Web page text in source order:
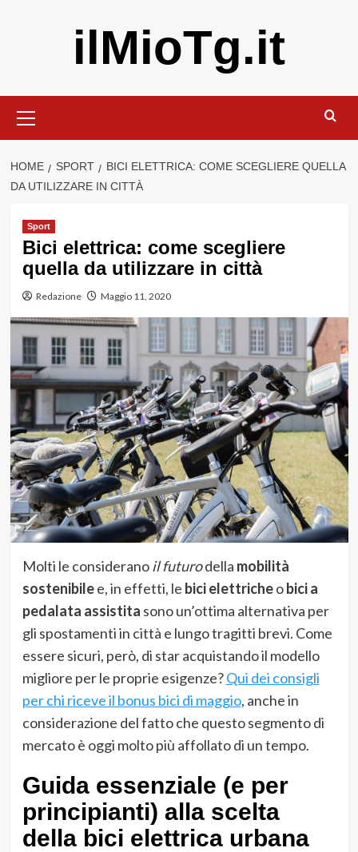
ilMioTg.it
principale
HOME SPORT
BICI ELETTRICA: COME SCEGLIERE QUELLA
DA UTILIZZARE IN CITTÀ
Sport
Bici elettrica: come scegliere
quella da utilizzare in città
Redazione Maggio 11, 2020
Molti le consideranoil futurodella mobilità
sostenibilee, in effetti, le bici elettricheobici a
pedalata assistita sono un’ottima alternativa per
gli spostamenti in città e lungo tragitti brevi. Come
essere sicuri, però, di star acquistando il modello
migliore per le proprie esigenze?Qui dei consigli
per chi riceve il bonus bici di maggio, anche in
considerazione del fatto che questo segmento di
mercato è oggi molto più affollato di un tempo.
Guida essenziale (e per
principianti) alla scelta
della bici elettrica urbana